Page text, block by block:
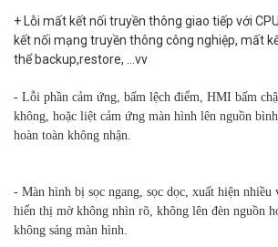
+ Lỗi mất kết nối truyền thông giao tiếp với
kết nối mạng truyền thông công nghiệp, mất
thể backup,restore, …vv
- Lỗi phần cảm ứng, bấm lệch điểm, HMI bấm
không, hoặc liệt cảm ứng màn hình lên nguồn
hoàn toàn không nhận.
- Màn hình bị sọc ngang, sọc dọc, xuất hiện nhiều
hiển thị mờ không nhìn rõ, không lên đèn nguồn
không sáng màn hình.